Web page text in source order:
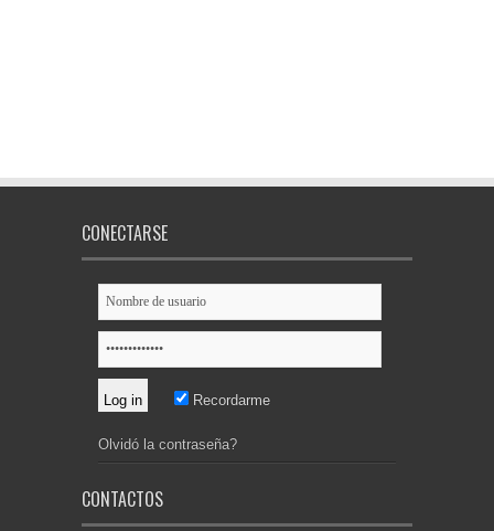
CONECTARSE
Recordarme
Olvidó la contraseña?
CONTACTOS